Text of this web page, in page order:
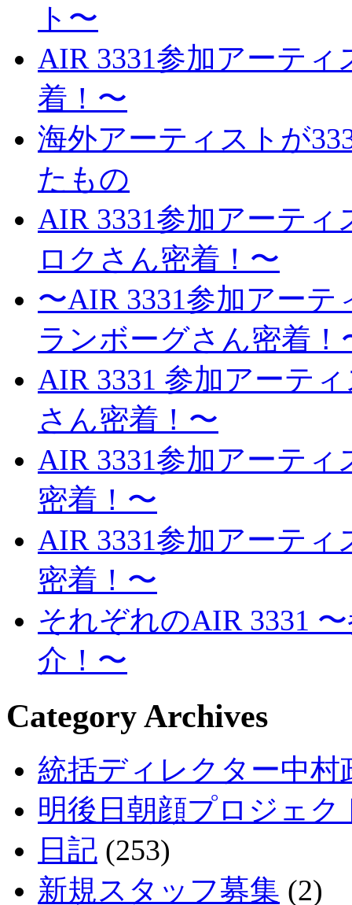
ト〜
AIR 3331参加アーテ
着！〜
海外アーティストが
たもの
AIR 3331参加アーテ
ロクさん密着！〜
〜AIR 3331参加アー
ランボーグさん密着！
AIR 3331 参加アーテ
さん密着！〜
AIR 3331参加アーテ
密着！〜
AIR 3331参加アーテ
密着！〜
それぞれのAIR 3331
介！〜
Category Archives
統括ディレクター中村
明後日朝顔プロジェク
日記 (253)
新規スタッフ募集 (2)